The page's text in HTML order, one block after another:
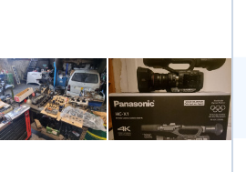
d'animaux de compagnie (une
avec nos voisin depuis quelques